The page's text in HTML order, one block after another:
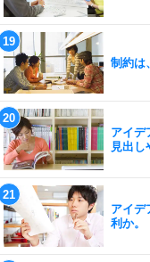
制約は
アイデ
見出し
アイデ
利か。